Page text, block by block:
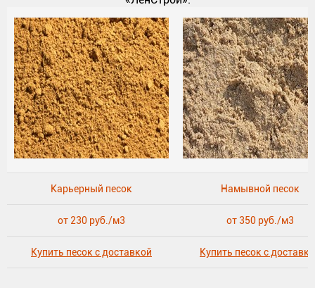
Карьерный песок Намывной песок
от 230 руб./м3 от 350 руб./м3
Купить песок с доставкой Купить песок с